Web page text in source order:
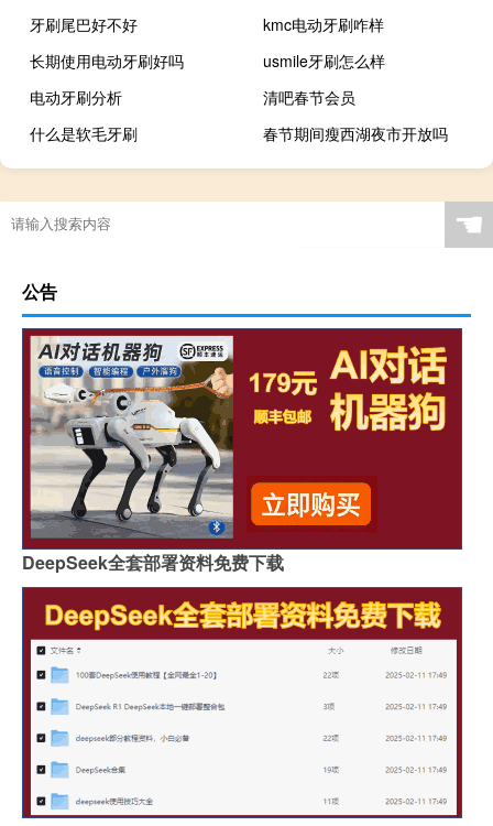
牙刷尾巴好不好
kmc电动牙刷咋样
长期使用电动牙刷好吗
usmile牙刷怎么样
电动牙刷分析
清吧春节会员
什么是软毛牙刷
春节期间瘦西湖夜市开放吗
☚
公告
DeepSeek全套部署资料免费下载